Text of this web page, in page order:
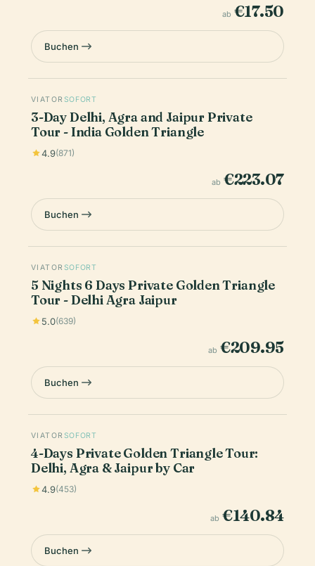
ab €17.50
Buchen
VIATOR SOFORT
3-Day Delhi, Agra and Jaipur Private
Tour - India Golden Triangle
4.9(871)
ab €223.07
Buchen
VIATOR SOFORT
5 Nights 6 Days Private Golden Triangle
Tour - Delhi Agra Jaipur
5.0(639)
ab €209.95
Buchen
VIATOR SOFORT
4-Days Private Golden Triangle Tour:
Delhi, Agra & Jaipur by Car
4.9(453)
ab €140.84
Buchen